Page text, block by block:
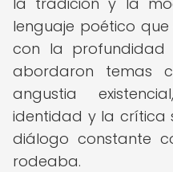
lenguaje poético
con la profundidad
abordaron temas
angustia
identidad y la crítica
diálogo constante
rodeaba.